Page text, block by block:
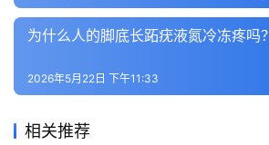
为什么人的脚底长跖疣液氮冷冻疼吗？
2026年5月22日 下午11:33
相关推荐